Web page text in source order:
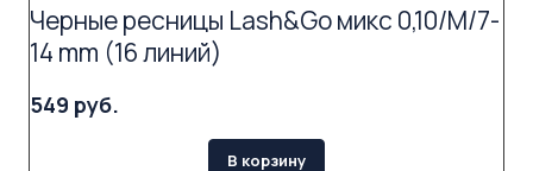
Черные ресницы Lash&Go микс 0,10/M/7-
14 mm (16 линий)
549 руб.
В корзину